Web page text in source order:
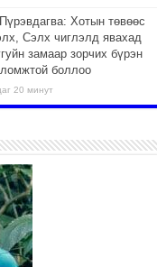
Хотын төвөөс
Сэлх чиглэлд явахад
замаар зорчих бүрэн
боллоо
20 минут
хоолойн ажил 80
үргэлжилж байна
14 минут
аадар бороо орж
тул аюулгүй байдлаа
үер усны аюулаас
нийслэлийн